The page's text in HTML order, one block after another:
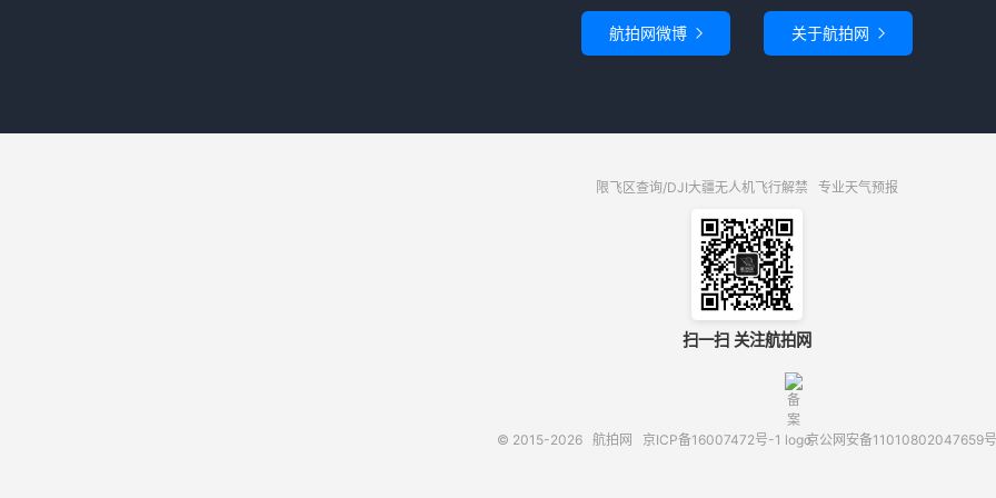
航拍网微博  关于航拍网 
限飞区查询/DJI大疆无人机飞行解禁 专业天气预报
扫一扫 关注航拍网
© 2015-2026 航拍网 京ICP备16007472号-1 京公网安备11010802047659号